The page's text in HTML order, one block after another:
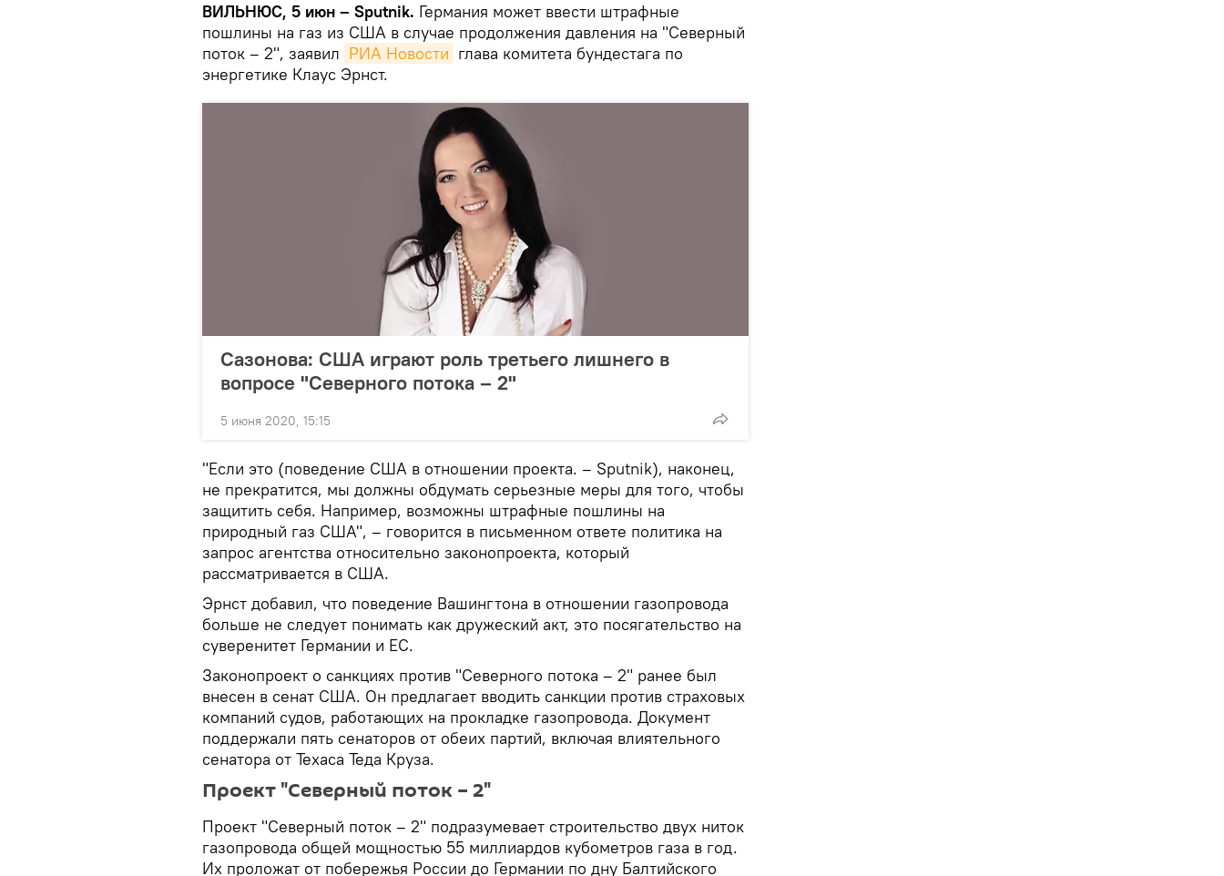
ВИЛЬНЮС, 5 июн – Sputnik. Германия может ввести штрафные
пошлины на газ из США в случае продолжения давления на "Северный
поток – 2", заявил РИА Новости глава комитета бундестага по
энергетике Клаус Эрнст.
Сазонова: США играют роль третьего лишнего в
вопросе "Северного потока – 2"
5 июня 2020, 15:15
"Если это (поведение США в отношении проекта. – Sputnik), наконец,
не прекратится, мы должны обдумать серьезные меры для того, чтобы
защитить себя. Например, возможны штрафные пошлины на
природный газ США", – говорится в письменном ответе политика на
запрос агентства относительно законопроекта, который
рассматривается в США.
Эрнст добавил, что поведение Вашингтона в отношении газопровода
больше не следует понимать как дружеский акт, это посягательство на
суверенитет Германии и ЕС.
Законопроект о санкциях против "Северного потока – 2" ранее был
внесен в сенат США. Он предлагает вводить санкции против страховых
компаний судов, работающих на прокладке газопровода. Документ
поддержали пять сенаторов от обеих партий, включая влиятельного
сенатора от Техаса Теда Круза.
Проект "Северный поток – 2"
Проект "Северный поток – 2" подразумевает строительство двух ниток
газопровода общей мощностью 55 миллиардов кубометров газа в год.
Их проложат от побережья России до Германии по дну Балтийского